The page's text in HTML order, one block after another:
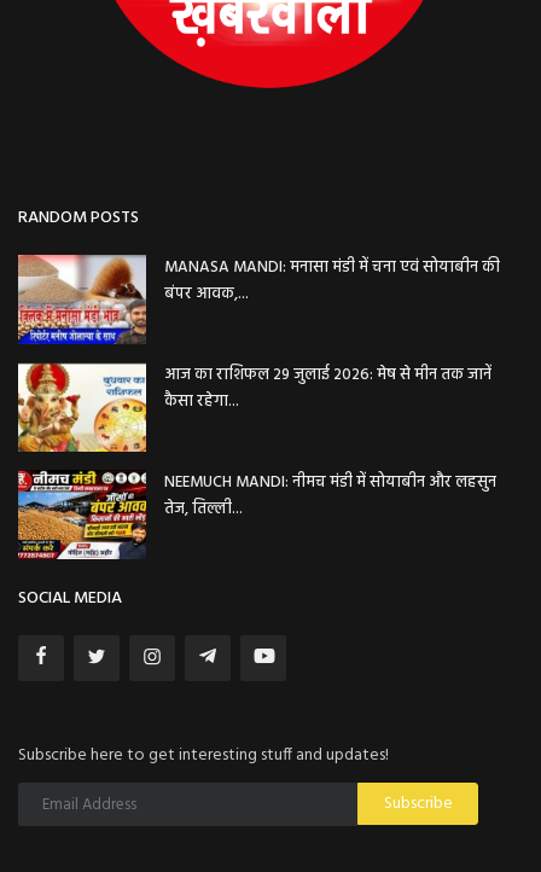
RANDOM POSTS
MANASA MANDI: मनासा मंडी में चना एवं सोयाबीन की
बंपर आवक,...
आज का राशिफल 29 जुलाई 2026: मेष से मीन तक जानें
कैसा रहेगा...
NEEMUCH MANDI: नीमच मंडी में सोयाबीन और लहसुन
तेज, तिल्ली...
SOCIAL MEDIA
Subscribe here to get interesting stuff and updates!
Subscribe